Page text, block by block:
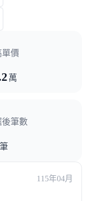
單價
萬
後筆數
筆
115年04月